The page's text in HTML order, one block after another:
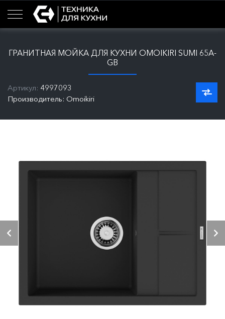
ГРАНИТНАЯ МОЙКА ДЛЯ КУХНИ OMOIKIRI SUMI 65A-
GB
Артикул: 4997093
Производитель: Omoikiri